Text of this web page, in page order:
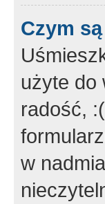
Czym
użyte do
radość,
w